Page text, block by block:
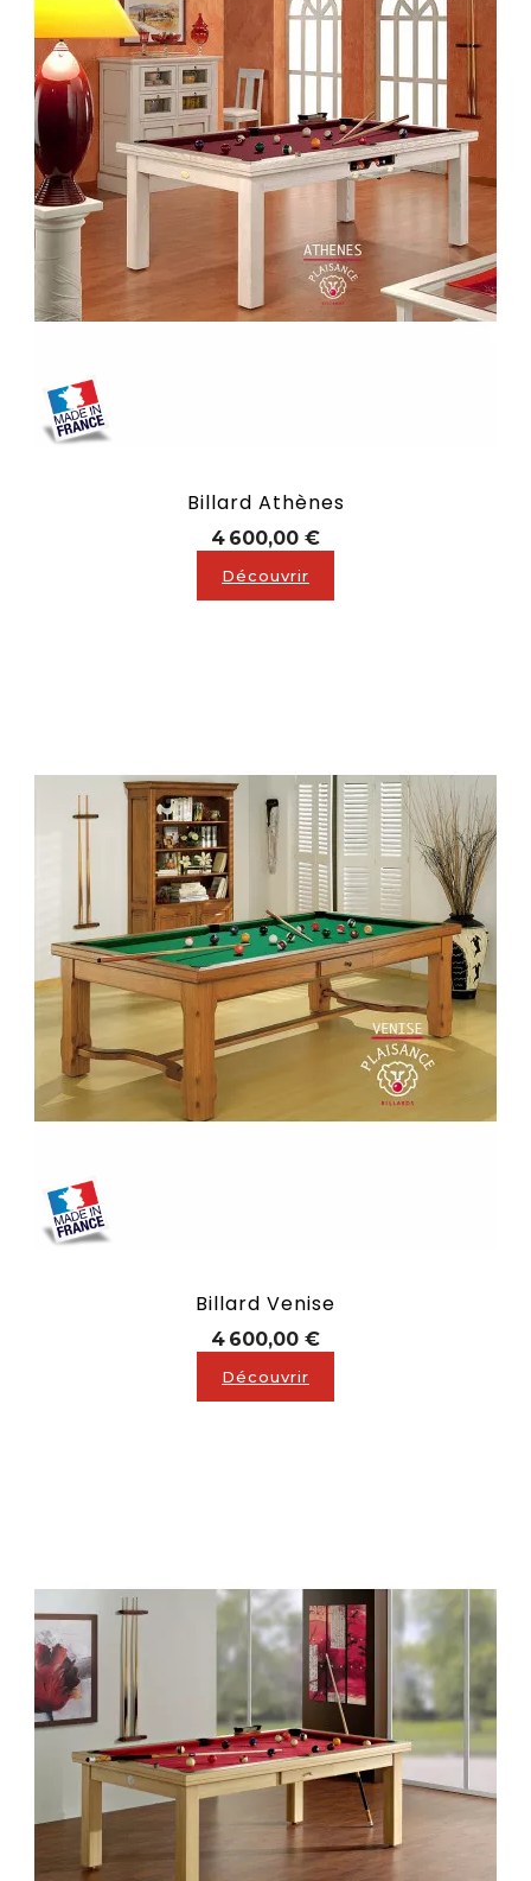
Billard Athènes
4 600,00 €Prix
Découvrir
Billard Venise
4 600,00 €Prix
Découvrir